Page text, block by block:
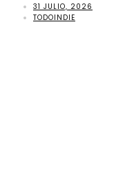
31 JULIO, 2026
TODOINDIE